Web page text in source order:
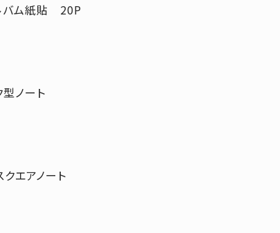
バム紙貼 20P
ノート
エアノート